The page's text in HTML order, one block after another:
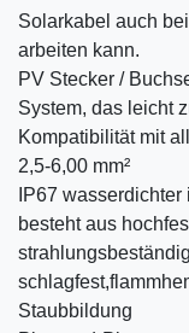
Solarkabel auch
arbeiten kann.
PV Stecker /
System, das leicht
Kompatibilität mit
2,5-6,00 mm²
IP67
besteht aus
Staubbildung